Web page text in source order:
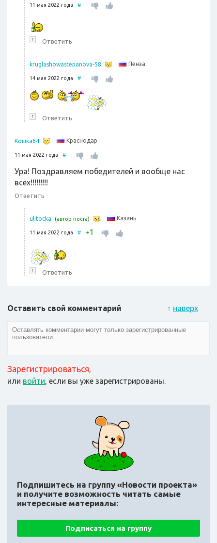
11 мая 2022 года #
↑ Ответить
kruglashowastepanova-58 Пенза
14 мая 2022 года #
↑ Ответить
Кошка64 Краснодар
11 мая 2022 года #
Ура! Поздравляем победителей и вообще нас
всех!!!!!!!!!
Ответить
ulitocka (автор поста) Казань
11 мая 2022 года # +1
↑ Ответить
↑ наверх
Оставить свой комментарий
Зарегистрироваться,
или войти, если вы уже зарегистрированы.
Подпишитесь на группу «Новости проекта»
и получите возможность читать самые
интересные материалы:
Подписаться на группу